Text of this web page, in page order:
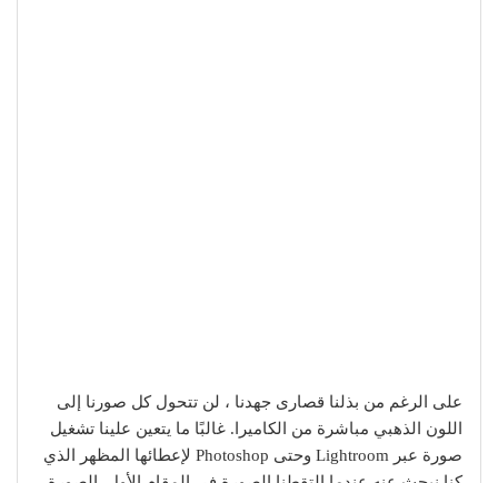
على الرغم من بذلنا قصارى جهدنا ، لن تتحول كل صورنا إلى
اللون الذهبي مباشرة من الكاميرا. غالبًا ما يتعين علينا تشغيل
صورة عبر Lightroom وحتى Photoshop لإعطائها المظهر الذي